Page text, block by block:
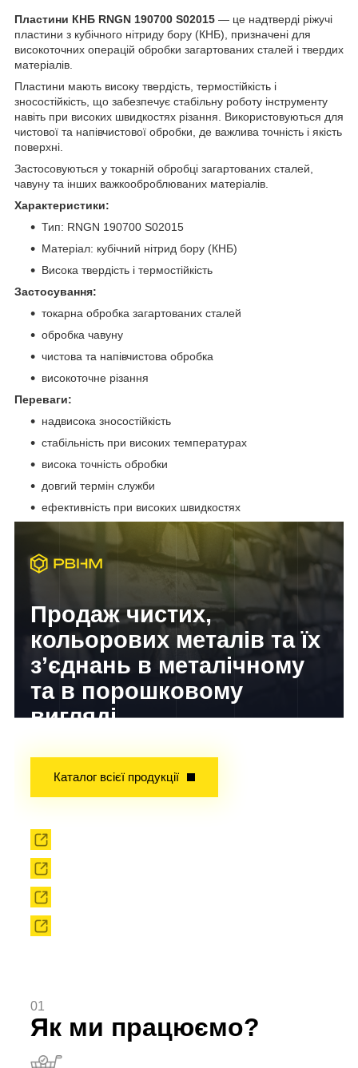
Пластини КНБ RNGN 190700 S02015 — це надтверді ріжучі
пластини з кубічного нітриду бору (КНБ), призначені для
високоточних операцій обробки загартованих сталей і твердих
матеріалів.
Пластини мають високу твердість, термостійкість і
зносостійкість, що забезпечує стабільну роботу інструменту
навіть при високих швидкостях різання. Використовуються для
чистової та напівчистової обробки, де важлива точність і якість
поверхні.
Застосовуються у токарній обробці загартованих сталей,
чавуну та інших важкооброблюваних матеріалів.
Характеристики:
Тип: RNGN 190700 S02015
Матеріал: кубічний нітрид бору (КНБ)
Висока твердість і термостійкість
Застосування:
токарна обробка загартованих сталей
обробка чавуну
чистова та напівчистова обробка
високоточне різання
Переваги:
надвисока зносостійкість
стабільність при високих температурах
висока точність обробки
довгий термін служби
ефективність при високих швидкостях
Продаж чистих,
кольорових металів та їх
з’єднань в металічному
та в порошковому
вигляді
Каталог всієї продукції
01
Як ми працюємо?